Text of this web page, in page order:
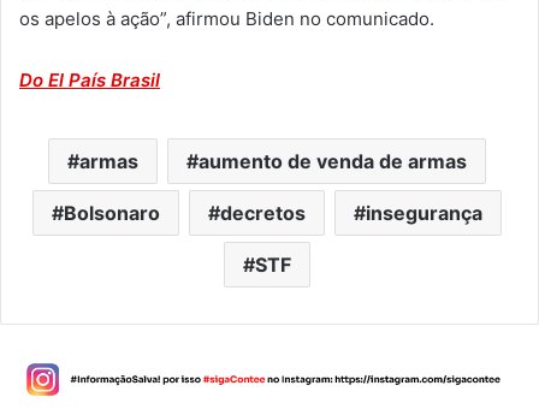
os apelos à ação”, afirmou Biden no comunicado.
Do El País Brasil
armas aumento de venda de armas
Bolsonaro decretos insegurança
STF